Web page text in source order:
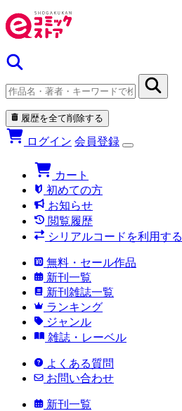
履歴を全て削除する
ログイン 会員登録
カート
初めての方
お知らせ
閲覧履歴
シリアルコードを利用する
無料・セール作品
新刊一覧
新刊雑誌一覧
ランキング
ジャンル
雑誌・レーベル
よくある質問
お問い合わせ
新刊一覧